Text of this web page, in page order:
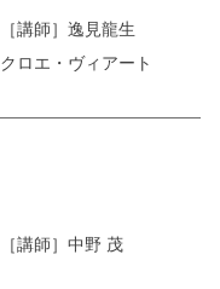
［講師］逸見龍生
クロエ・ヴィアート
［講師］中野 茂